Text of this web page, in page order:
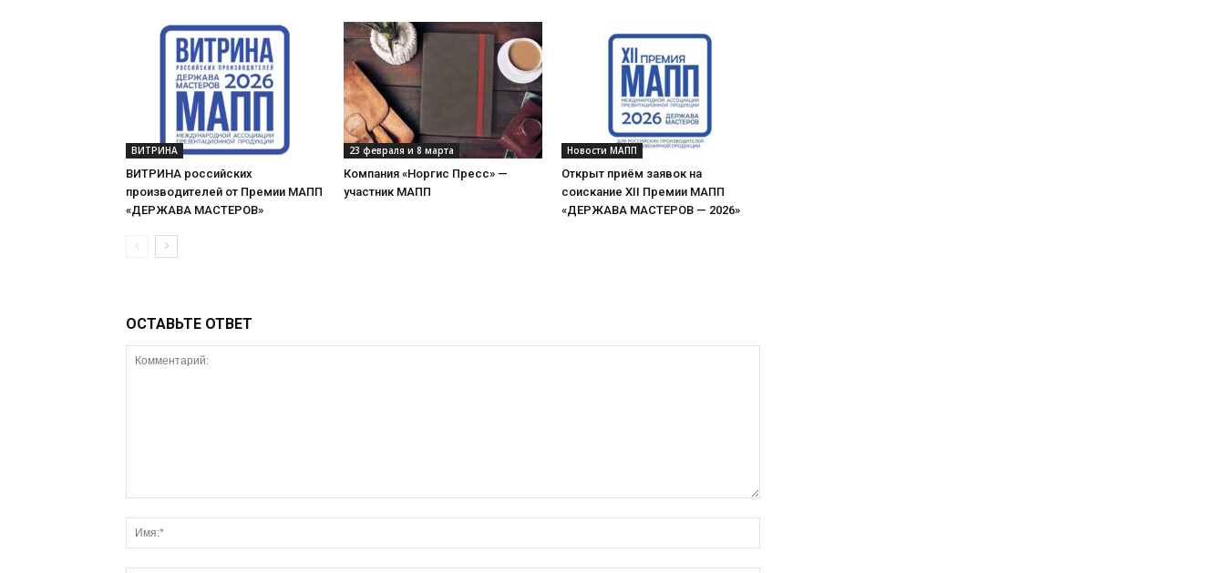
ВИТРИНА
ВИТРИНА российских
производителей от Премии МАПП
«ДЕРЖАВА МАСТЕРОВ»
23 февраля и 8 марта
Компания «Норгис Пресс» —
участник МАПП
Новости МАПП
Открыт приём заявок на
соискание XII Премии МАПП
«ДЕРЖАВА МАСТЕРОВ — 2026»
ОСТАВЬТЕ ОТВЕТ